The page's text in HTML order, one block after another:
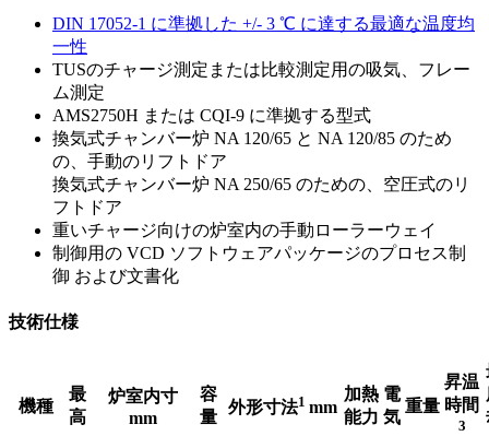
DIN 17052-1 に準拠した +/- 3 ℃ に達する最適な温度均
一性
TUSのチャージ測定または比較測定用の吸気、フレー
ム測定
AMS2750H または CQI-9 に準拠する型式
換気式チャンバー炉 NA 120/65 と NA 120/85 のため
の、手動のリフトドア
換気式チャンバー炉 NA 250/65 のための、空圧式のリ
フトドア
重いチャージ向けの炉室内の手動ローラーウェイ
制御用の VCD ソフトウェアパッケージのプロセス制
御 および文書化
技術仕様
機種
最
高
炉室内寸
mm
容
量
外形寸法1 mm
加熱
能力
電
気
重量
昇温
時間
3